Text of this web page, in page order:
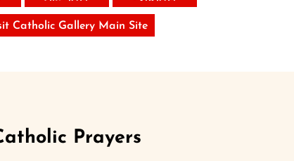
Catholic Gallery Main Site
Prayers